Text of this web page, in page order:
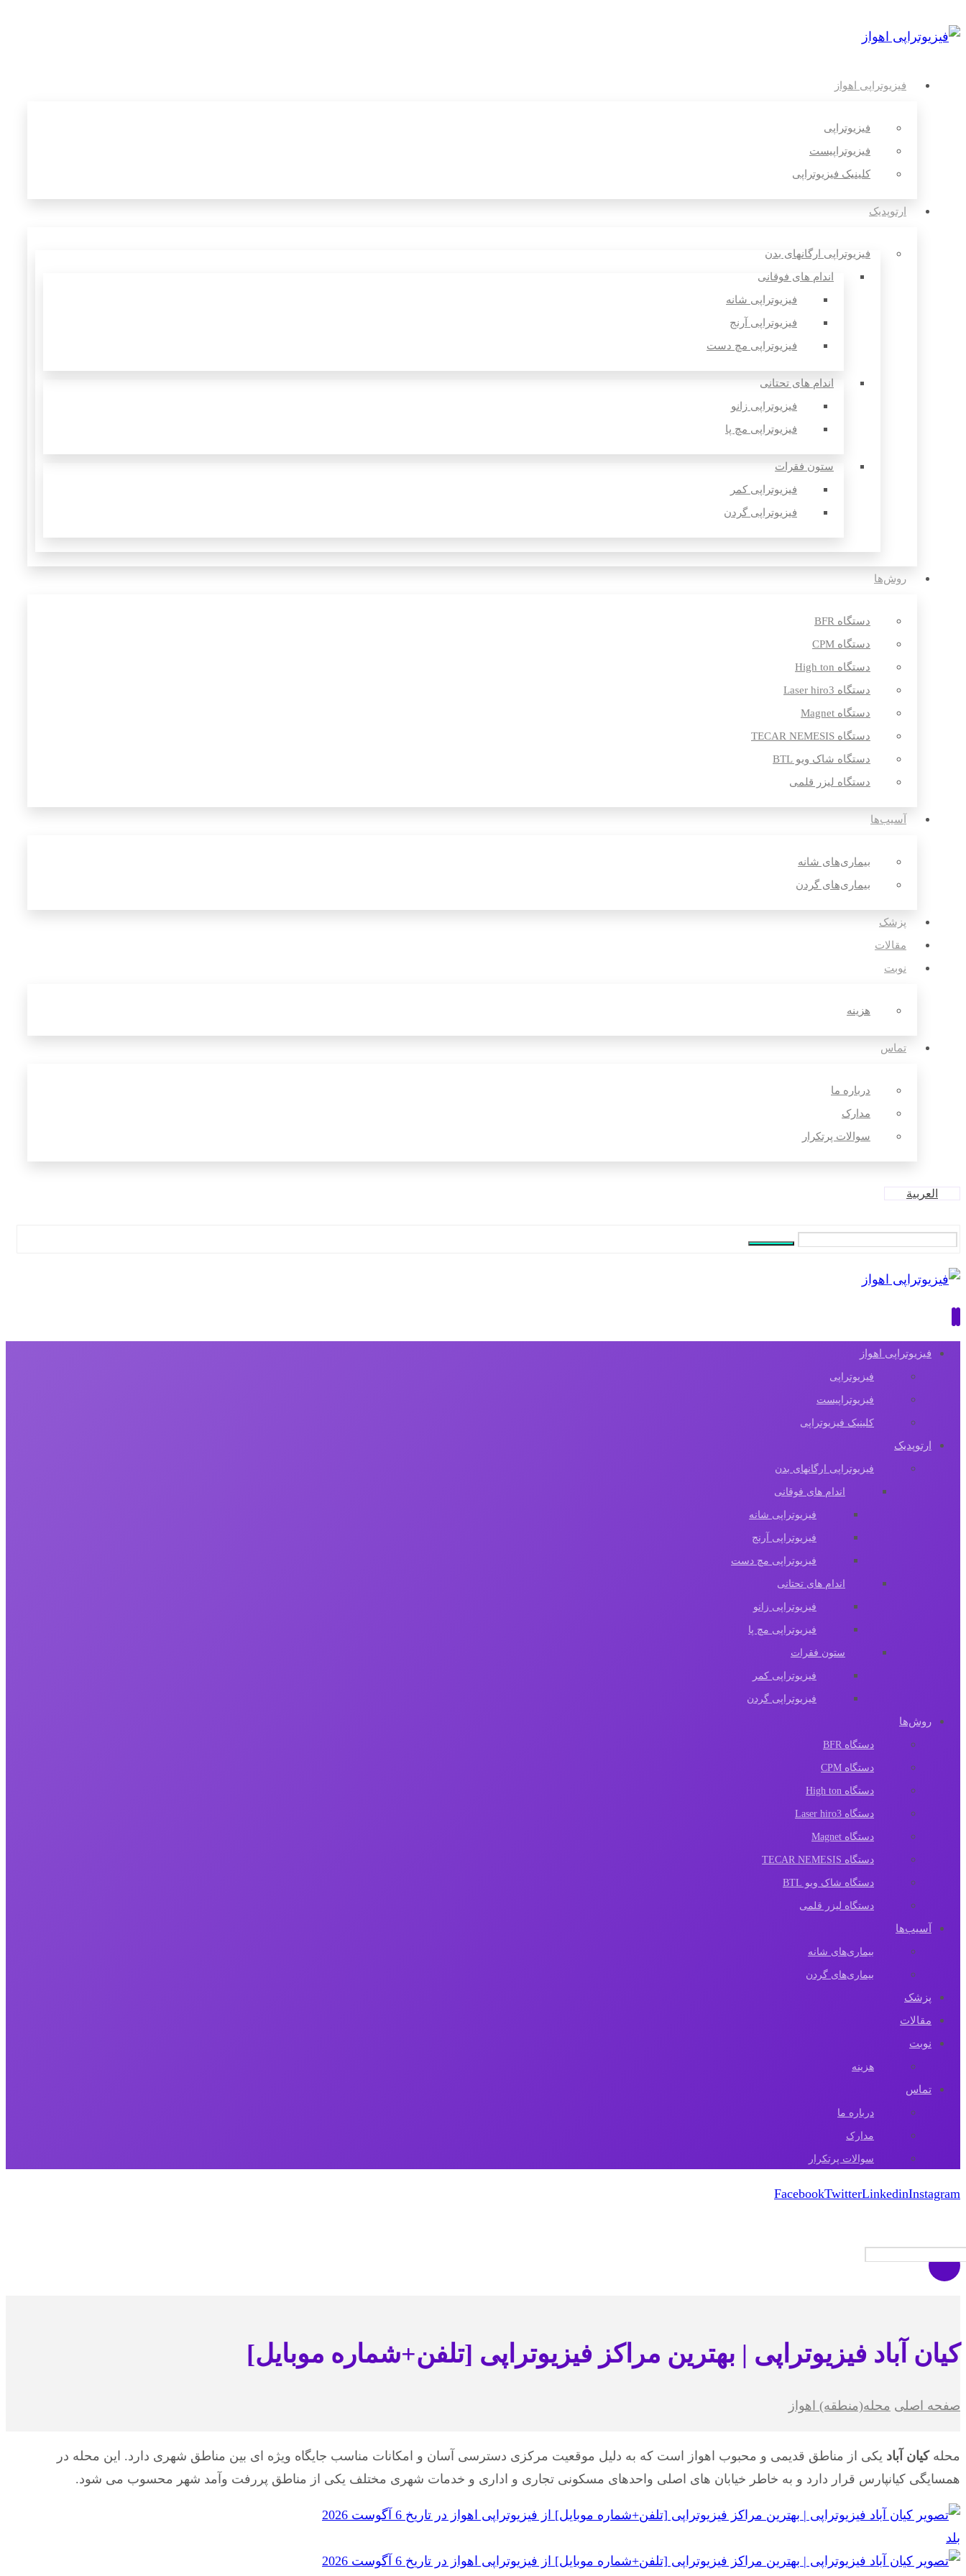
فیزیوتراپی اهواز
فیزیوتراپی
فیزیوتراپیست
کلینیک فیزیوتراپی
ارتوپدیک
فیزیوتراپی ارگانهای بدن
اندام های فوقانی
فیزیوتراپی شانه
فیزیوتراپی آرنج
فیزیوتراپی مچ دست
اندام های تحتانی
فیزیوتراپی زانو
فیزیوتراپی مچ پا
ستون فقرات
فیزیوتراپی کمر
فیزیوتراپی گردن
روش‌ها
دستگاه BFR
دستگاه CPM
دستگاه High ton
دستگاه Laser hiro3
دستگاه Magnet
دستگاه TECAR NEMESIS
دستگاه شاک ویو BTL
دستگاه لیزر قلمی
آسیب‌ها
بیماری‌های شانه
بیماری‌های گردن
پزشک
مقالات‌
نوبت
هزینه
تماس
درباره ما
مدارک
سوالات پرتکرار
العربية
فیزیوتراپی اهواز
فیزیوتراپی
فیزیوتراپیست
کلینیک فیزیوتراپی
ارتوپدیک
فیزیوتراپی ارگانهای بدن
اندام های فوقانی
فیزیوتراپی شانه
فیزیوتراپی آرنج
فیزیوتراپی مچ دست
اندام های تحتانی
فیزیوتراپی زانو
فیزیوتراپی مچ پا
ستون فقرات
فیزیوتراپی کمر
فیزیوتراپی گردن
روش‌ها
دستگاه BFR
دستگاه CPM
دستگاه High ton
دستگاه Laser hiro3
دستگاه Magnet
دستگاه TECAR NEMESIS
دستگاه شاک ویو BTL
دستگاه لیزر قلمی
آسیب‌ها
بیماری‌های شانه
بیماری‌های گردن
پزشک
مقالات‌
نوبت
هزینه
تماس
درباره ما
مدارک
سوالات پرتکرار
FacebookTwitterLinkedinInstagram
کیان آباد فیزیوتراپی | بهترین مراکز فیزیوتراپی [تلفن+شماره موبایل]
صفحه اصلی محله(منطقه) اهواز
محلهکیان آباد یکی از مناطق قدیمی و محبوب اهواز است که به دلیل موقعیت مرکزی دسترسی آسان و امکانات مناسب جایگاه ویژه ای بین مناطق شهری دارد. این محله در
همسایگی کیانپارس قرار دارد و به خاطر خیابان های اصلی واحدهای مسکونی تجاری و اداری و خدمات شهری مختلف یکی از مناطق پررفت وآمد شهر محسوب می شود.
بلد